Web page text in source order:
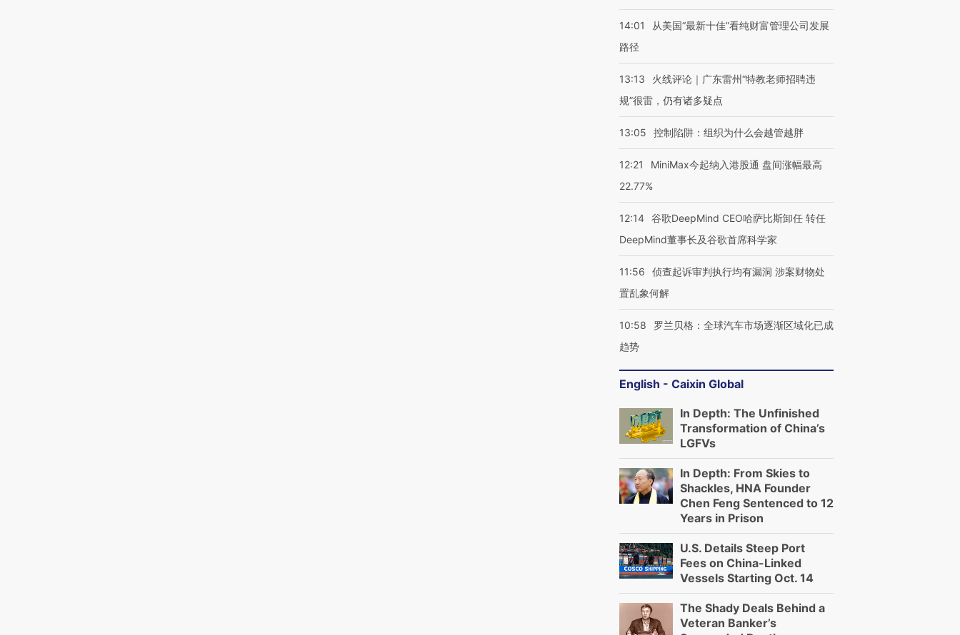
14:01
从美国“最新十佳”看纯财富管理公司发展
路径
13:13
火线评论｜广东雷州“特教老师招聘违
规”很雷，仍有诸多疑点
13:05 控制陷阱：组织为什么会越管越胖
12:21
MiniMax今起纳入港股通 盘间涨幅最高
22.77%
12:14 谷歌DeepMind CEO哈萨比斯卸任 转任
DeepMind董事长及谷歌首席科学家
11:56
侦查起诉审判执行均有漏洞 涉案财物处
置乱象何解
10:58
罗兰贝格：全球汽车市场逐渐区域化已成
趋势
English - Caixin Global
In Depth: The Unfinished
Transformation of China’s
LGFVs
In Depth: From Skies to
Shackles, HNA Founder
Chen Feng Sentenced to 12
Years in Prison
U.S. Details Steep Port
Fees on China-Linked
Vessels Starting Oct. 14
The Shady Deals Behind a
Veteran Banker’s